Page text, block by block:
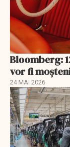
Bloomberg:
vor fi
24 MAI 2026